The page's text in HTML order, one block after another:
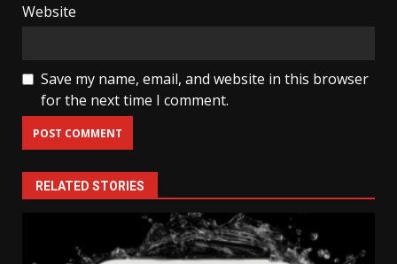
Website
Save my name, email, and website in this browser
for the next time I comment.
RELATED STORIES